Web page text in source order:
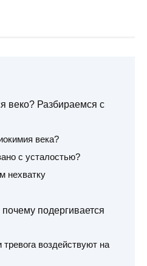
веко? Разбираемся с
века?
с усталостью?
нехватку
подергивается
тревога воздействуют на